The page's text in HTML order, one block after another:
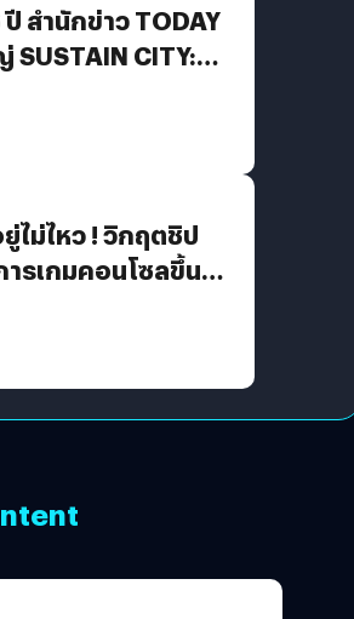
สำนักข่าว TODAY
SUSTAIN CITY:
ตัวสู่เศรษฐกิจสี
ไม่ไหว ! วิกฤตชิป
รเกมคอนโซลขึ้น